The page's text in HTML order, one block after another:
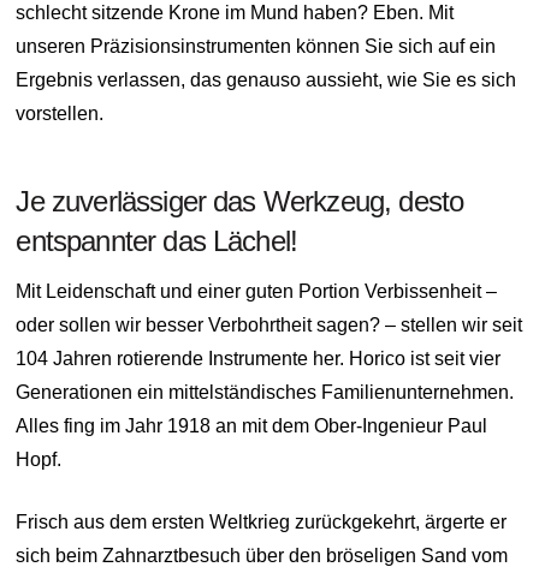
schlecht sitzende Krone im Mund haben? Eben. Mit
unseren Präzisionsinstrumenten können Sie sich auf ein
Ergebnis verlassen, das genauso aussieht, wie Sie es sich
vorstellen.
Je zuverlässiger das Werkzeug, desto
entspannter das Lächel!
Mit Leidenschaft und einer guten Portion Verbissenheit –
oder sollen wir besser Verbohrtheit sagen? – stellen wir seit
104 Jahren rotierende Instrumente her. Horico ist seit vier
Generationen ein mittelständisches Familienunternehmen.
Alles fing im Jahr 1918 an mit dem Ober-Ingenieur Paul
Hopf.
Frisch aus dem ersten Weltkrieg zurückgekehrt, ärgerte er
sich beim Zahnarztbesuch über den bröseligen Sand vom